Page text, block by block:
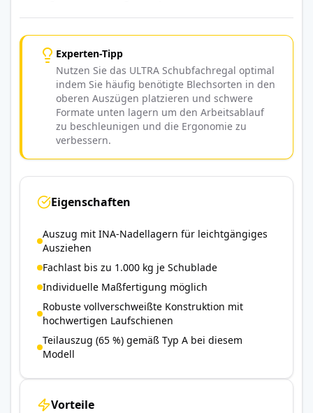
Experten-Tipp
Nutzen Sie das ULTRA Schubfachregal optimal
indem Sie häufig benötigte Blechsorten in den
oberen Auszügen platzieren und schwere
Formate unten lagern um den Arbeitsablauf
zu beschleunigen und die Ergonomie zu
verbessern.
Eigenschaften
Auszug mit INA-Nadellagern für leichtgängiges
Ausziehen
Fachlast bis zu 1.000 kg je Schublade
Individuelle Maßfertigung möglich
Robuste vollverschweißte Konstruktion mit
hochwertigen Laufschienen
Teilauszug (65 %) gemäß Typ A bei diesem
Modell
Vorteile